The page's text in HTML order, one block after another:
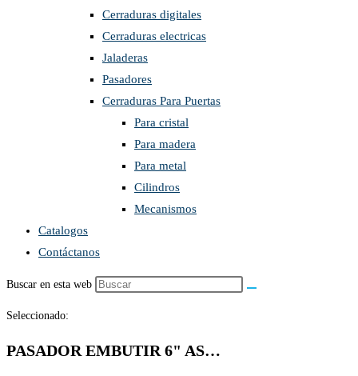
Cerraduras digitales
Cerraduras electricas
Jaladeras
Pasadores
Cerraduras Para Puertas
Para cristal
Para madera
Para metal
Cilindros
Mecanismos
Catalogos
Contáctanos
Buscar en esta web
Seleccionado:
PASADOR EMBUTIR 6" AS…